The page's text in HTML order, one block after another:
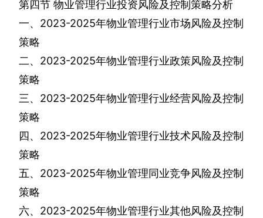
第四节 物业管理行业投资风险及控制策略分析
一、 2023-2025年物业管理行业市场风险及控制
策略
二、 2023-2025年物业管理行业政策风险及控制
策略
三、 2023-2025年物业管理行业经营风险及控制
策略
四、 2023-2025年物业管理行业技术风险及控制
策略
五、 2023-2025年物业管理同业竞争风险及控制
策略
六、 2023-2025年物业管理行业其他风险及控制